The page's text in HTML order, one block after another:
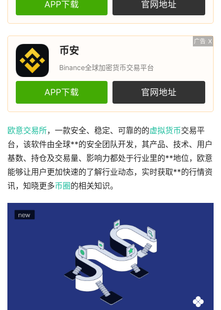
APP下载 官网地址
广告 X
币安
Binance全球加密货币交易平台
APP下载 官网地址
欧意交易所，一款安全、稳定、可靠的的虚拟货币交易平
台，该软件由全球**的安全团队开发，其产品、技术、用户
基数、持仓及交易量、影响力都处于行业里的**地位，欧意
能够让用户更加快速的了解行业动态，实时获取**的行情资
讯，知晓更多币圈的相关知识。